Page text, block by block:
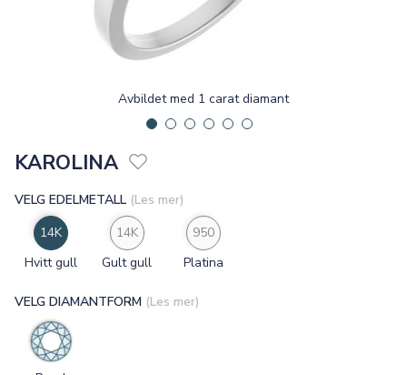
Avbildet med 1 carat diamant
KAROLINA
VELG EDELMETALL (Les mer)
14K
Hvitt gull
14K
Gult gull
950
Platina
VELG DIAMANTFORM (Les mer)